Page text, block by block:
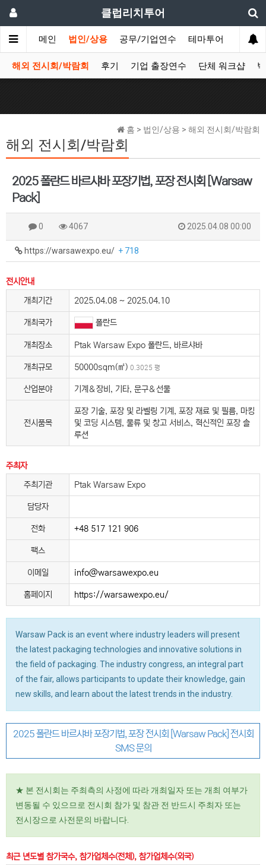
클럽리치투어
메인 법인/상용 공무/기업연수 테마투어 데이투
해외 전시회/박람회 후기 기업 출장연수 단체 워크샵
홈 > 법인/상용 > 해외 전시회/박람회
해외 전시회/박람회
2025 폴란드 바르샤바 포장기법, 포장 전시회 [Warsaw
Pack]
0 4067 2025.04.08 00:00
https://warsawexpo.eu/ + 718
전시안내
개최기간
2025.04.08 ~ 2025.04.10
개최국가 폴란드
개최장소 Ptak Warsaw Expo 폴란드, 바르샤바
개최규모 50000sqm(㎡) 0.3025 평
산업분야 기계＆장비, 기타, 문구＆선물
전시품목
포장 기술, 포장 및 라벨링 기계, 포장 재료 및 필름, 마킹
및 코딩 시스템, 물류 및 창고 서비스, 혁신적인 포장 솔
루션
주최자
주최기관
Ptak Warsaw Expo
담당자
전화 +48 517 121 906
팩스
이메일 info@warsawexpo.eu
홈페이지 https://warsawexpo.eu/
Warsaw Pack is an event where industry leaders will present
the latest packaging technologies and innovative solutions in
the field of packaging. The industry congress, an integral part
of the fair, allows participants to update their knowledge, gain
new skills, and learn about the latest trends in the industry.
2025 폴란드 바르샤바 포장기법, 포장 전시회 [Warsaw Pack] 전시회
SMS 문의
★ 본 전시회는 주최측의 사정에 따라 개최일자 또는 개최 여부가
변동될 수 있으므로 전시회 참가 및 참관 전 반드시 주최자 또는
전시장으로 사전문의 바랍니다.
최근 년도별 참가국수, 참가업체수(전체), 참가업체수(외국)